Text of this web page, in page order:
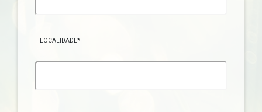
LOCALIDADE*